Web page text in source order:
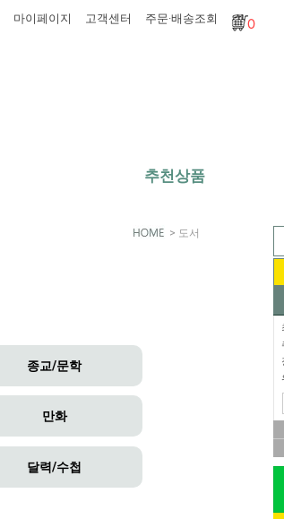
마이페이지 고객센터 주문·배송조회 0
추천상품
> 도서
종교/문학
만화
달력/수첩